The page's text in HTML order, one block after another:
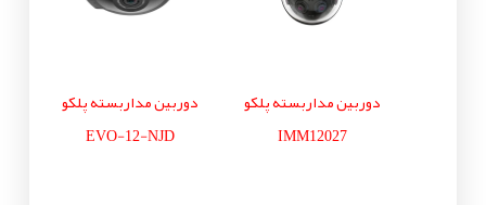
دوربین مداربسته پلکو
IMM12027
دوربین مداربسته پلکو
EVO-12-NJD